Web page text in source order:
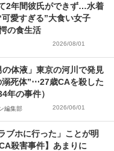
2年間彼氏ができず…水着
愛すぎる”大食い女子
の食生活
2026/08/01
の体液」東京の河川で発見
溺死体”⋯27歳CAを殺した
年の事件）
編集部 2026/06/01
ブホに行った」ことが明
殺害事件】あまりに